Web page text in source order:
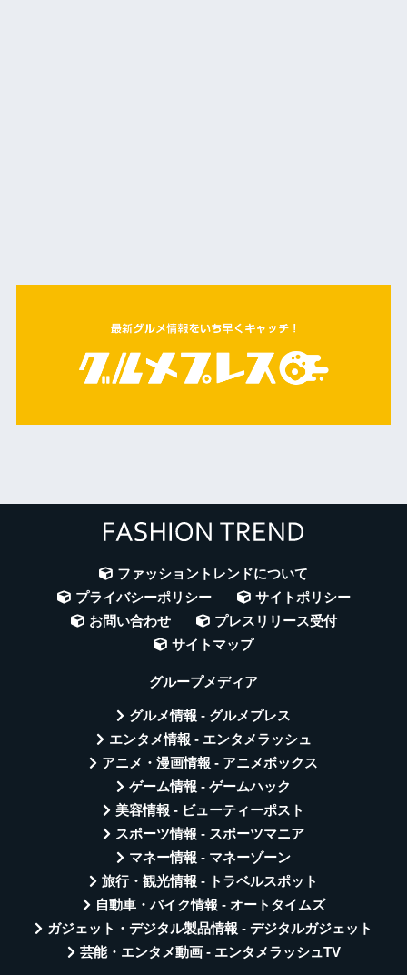
ファッショントレンドについて
プライバシーポリシー
サイトポリシー
お問い合わせ
プレスリリース受付
サイトマップ
グループメディア
グルメ情報 - グルメプレス
エンタメ情報 - エンタメラッシュ
アニメ・漫画情報 - アニメボックス
ゲーム情報 - ゲームハック
美容情報 - ビューティーポスト
スポーツ情報 - スポーツマニア
マネー情報 - マネーゾーン
旅行・観光情報 - トラベルスポット
自動車・バイク情報 - オートタイムズ
ガジェット・デジタル製品情報 - デジタルガジェット
芸能・エンタメ動画 - エンタメラッシュTV